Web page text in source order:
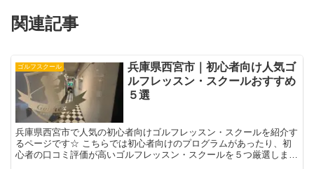
関連記事
ゴルフスクール
兵庫県西宮市｜初心者向け人気ゴ
ルフレッスン・スクールおすすめ
５選
兵庫県西宮市で人気の初心者向けゴルフレッスン・スクールを紹介す
るページです☆ こちらでは初心者向けのプログラムがあったり、初
心者の口コミ評価が高いゴルフレッスン・スクールを５つ厳選しまし